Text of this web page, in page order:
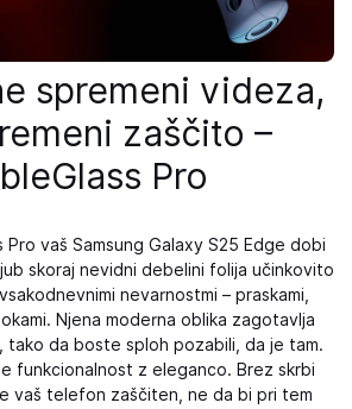
spremeni videza,
zaščito –
Pro
Pro vaš Samsung Galaxy S25 Edge dobi
skoraj nevidni debelini folija učinkovito
nevarnostmi – praskami,
Njena moderna oblika zagotavlja
tako da boste sploh pozabili, da je tam.
funkcionalnost z eleganco. Brez skrbi
vaš telefon zaščiten, ne da bi pri tem